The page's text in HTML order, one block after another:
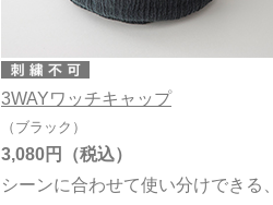
3WAYワッチキャップ
（ブラック）
シーンに合わせて使い分けできる、
3,080円